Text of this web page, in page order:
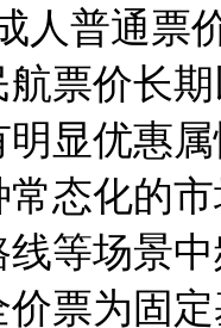
人普通票
票价长
显优惠
态化的
等场景
票为固